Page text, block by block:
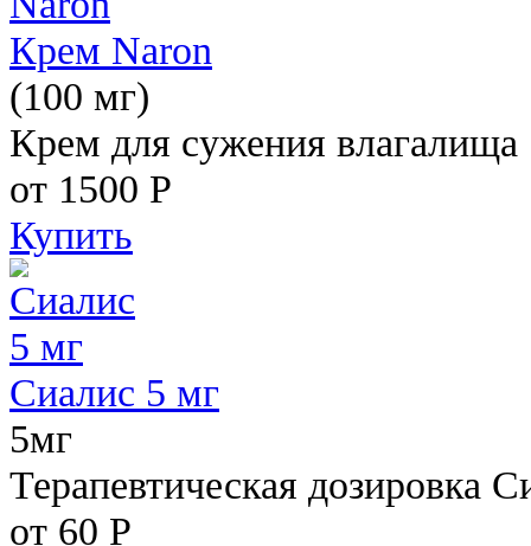
Крем Naron
(100 мг)
Крем для сужения влагалища
от 1500 Р
Купить
Сиалис 5 мг
5мг
Терапевтическая дозировка
от 60 Р